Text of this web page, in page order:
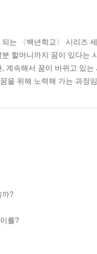
는 〈백년학교〉 시리즈
할머니까지 꿈이 있다는
계속해서 꿈이 바뀌고 있는
을 위해 노력해 가는 과정
까?
를?